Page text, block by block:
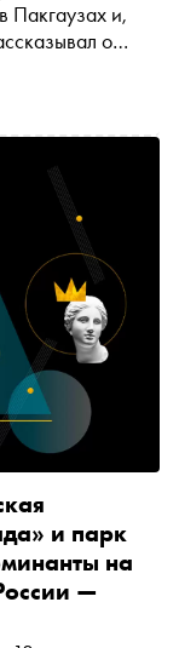
Пакгаузах и,
вкусную
и парк
на
—